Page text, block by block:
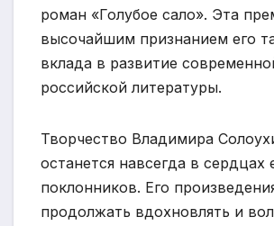
роман «Голубое сало». Эта
высочайшим признанием его
вклада в развитие
российской литературы.
Творчество Владимира
останется навсегда в сердцах
поклонников. Его
продолжать вдохновлять и